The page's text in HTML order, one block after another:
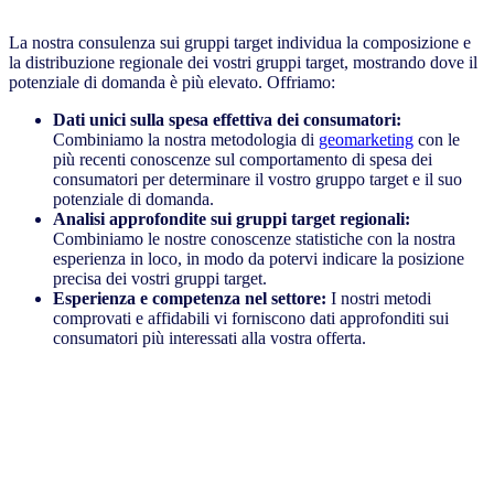
La nostra consulenza sui gruppi target individua la composizione e
la distribuzione regionale dei vostri gruppi target, mostrando dove il
potenziale di domanda è più elevato. Offriamo:
Dati unici sulla spesa effettiva dei consumatori:
Combiniamo la nostra metodologia di geomarketing con le
più recenti conoscenze sul comportamento di spesa dei
consumatori per determinare il vostro gruppo target e il suo
potenziale di domanda.
Analisi approfondite sui gruppi target regionali:
Combiniamo le nostre conoscenze statistiche con la nostra
esperienza in loco, in modo da potervi indicare la posizione
precisa dei vostri gruppi target.
Esperienza e competenza nel settore: I nostri metodi
comprovati e affidabili vi forniscono dati approfonditi sui
consumatori più interessati alla vostra offerta.